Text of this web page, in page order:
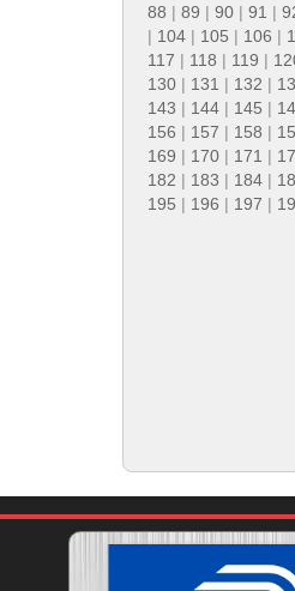
88 | 89 | 90 | 91 |
| 104 | 105 | 106 |
117 | 118 | 119 |
130 | 131 | 132 |
143 | 144 | 145 |
156 | 157 | 158 |
169 | 170 | 171 |
182 | 183 | 184 |
195 | 196 | 197 |